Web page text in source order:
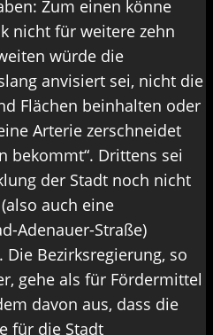
Zum einen könne
nicht für weitere zehn
würde die
anvisiert sei, nicht die
Flächen beinhalten oder
Arterie zerschneidet
bekommt“. Drittens sei
der Stadt noch nicht
auch eine
Adenauer-Straße)
Die Bezirksregierung, so
gehe als für Fördermittel
davon aus, dass die
für die Stadt